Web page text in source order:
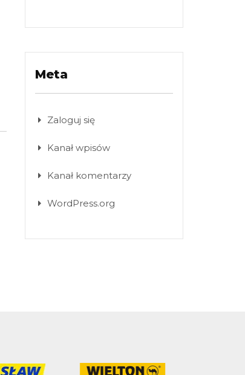
Meta
Zaloguj się
Kanał wpisów
Kanał komentarzy
WordPress.org